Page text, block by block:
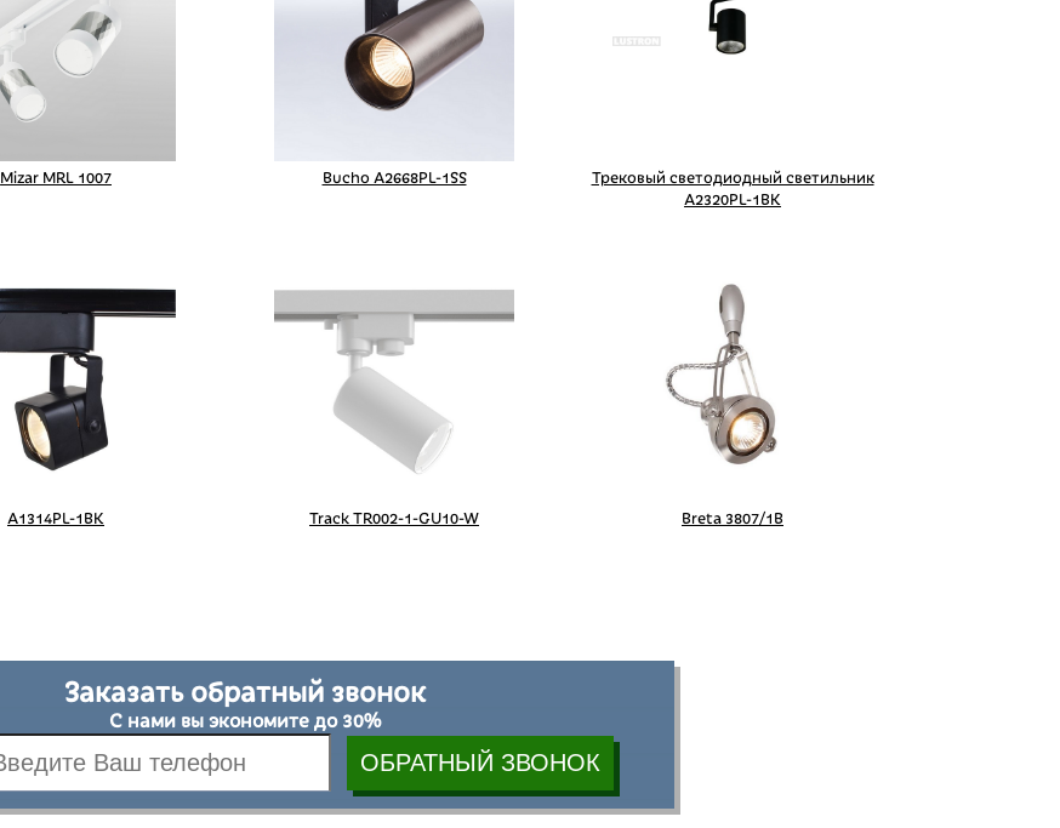
Mizar MRL 1007 Bucho A2668PL-1SS
Трековый светодиодный светильник
A2320PL-1BK
A1314PL-1BK Track TR002-1-GU10-W Breta 3807/1B
Заказать обратный звонок
С нами вы экономите до 30%